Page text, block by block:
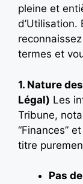
pleine et
d’Utilisation.
termes et
1. Nature
Légal) Les
Tribune,
“Finances”
titre
Pas